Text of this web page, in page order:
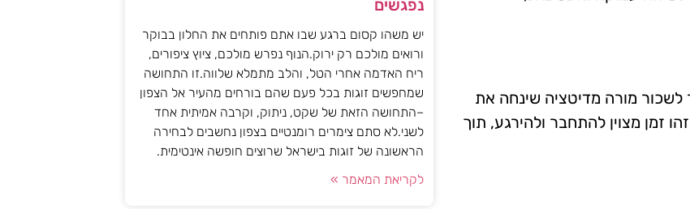
לשכור מורה מדיטציה שינחה את
זמן מצוין להתחבר ולהירגע, תוך
נפגשים
יש משהו קסום ברגע שבו אתם פותחים את החלון בבוקר
ורואים מולכם רק ירוק.הנוף נפרש מולכם, ציוץ ציפורים,
ריח האדמה אחרי הטל, והלב מתמלא שלווה.זו התחושה
שמחפשים זוגות בכל פעם שהם בורחים מהעיר אל הצפון
–התחושה הזאת של שקט, ניתוק, וקרבה אמיתית אחד
לשני.לא סתם צימרים רומנטיים בצפון נחשבים לבחירה
הראשונה של זוגות בישראל שרוצים חופשה אינטימית.
לקריאת המאמר »